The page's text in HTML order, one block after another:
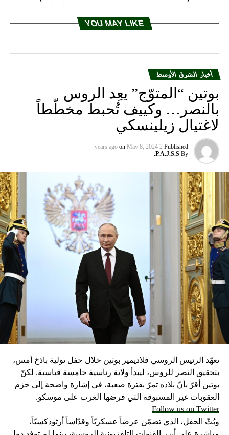
DON'T MISS
YOU MAY LIKE
أخبار الشرق الأوسط
بوتين “المتوّج” يعِد الروس
بالنصر… وكييف تُحبط مخطّطاً
لاغتيال زيلينسكي
Published
2 years ago
on May 8, 2024
By
P.A.J.S.S.
تعهّد الرئيس الروسي فلاديمير بوتين خلال حفل تولية باذخ أمس،
بتحقيق النصر للروس، ليبدأ ولاية رئاسية خامسة قياسية. لكنّ
بوتين أقرّ بأنّ بلاده تمرّ بفترة صعبة، في إشارة واضحة إلى حزم
العقوبات غير المسبوقة التي فرضها الغرب على موسكو.
Follow us on Twitter
وبُثّ الحفل، الذي تضمّن عرضاً عسكريّاً وقدّاساً أرثوذكسيّاً،